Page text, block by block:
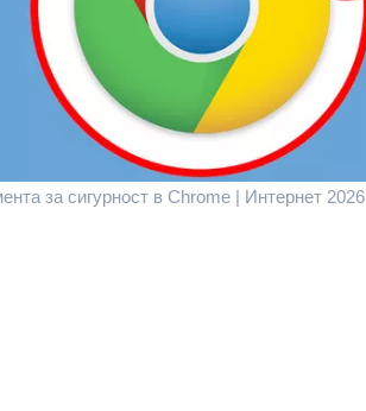
за сигурност в Chrome | Интернет 2026